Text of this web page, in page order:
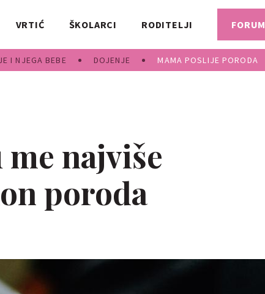
I NJEGA BEBE DOJENJE MAMA POSLIJE PORODA
VRTIĆ ŠKOLARCI RODITELJI FORUM
najviše
poroda